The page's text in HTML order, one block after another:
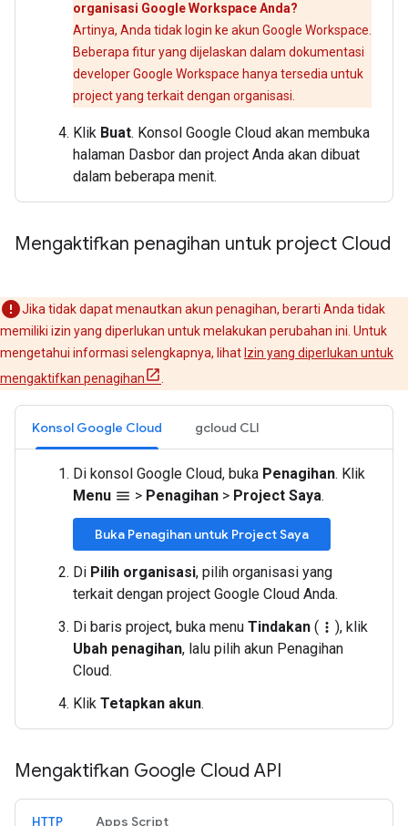
organisasi Google Workspace Anda?
Artinya, Anda tidak login ke akun Google Workspace.
Beberapa fitur yang dijelaskan dalam dokumentasi
developer Google Workspace hanya tersedia untuk
project yang terkait dengan organisasi.
Klik Buat. Konsol Google Cloud akan membuka
halaman Dasbor dan project Anda akan dibuat
dalam beberapa menit.
Mengaktifkan penagihan untuk project Cloud
Jika tidak dapat menautkan akun penagihan, berarti Anda tidak
memiliki izin yang diperlukan untuk melakukan perubahan ini. Untuk
mengetahui informasi selengkapnya, lihat Izin yang diperlukan untuk
mengaktifkan penagihan
.
Konsol Google Cloud gcloud CLI
Di konsol Google Cloud, buka Penagihan. Klik
Menu menu > Penagihan > Project Saya.
Buka Penagihan untuk Project Saya
Di Pilih organisasi, pilih organisasi yang
terkait dengan project Google Cloud Anda.
Di baris project, buka menu Tindakan ( more_vert ), klik
Ubah penagihan, lalu pilih akun Penagihan
Cloud.
Klik Tetapkan akun.
Mengaktifkan Google Cloud API
HTTP Apps Script